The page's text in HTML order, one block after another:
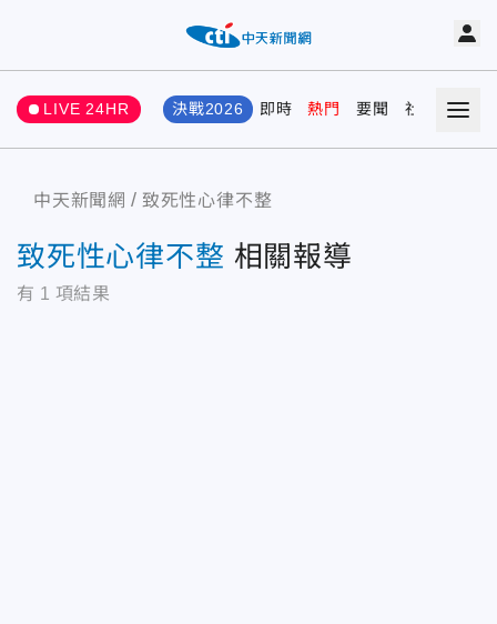
LIVE 24HR 決戰2026 即時 熱門 要聞 社會 娛樂
中天新聞網 致死性心律不整
致死性心律不整 相關報導
有 1 項結果